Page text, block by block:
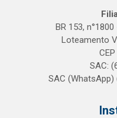
BR 153,
Loteamento
SAC:
SAC